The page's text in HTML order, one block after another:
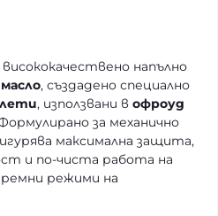
висококачествено напълно
, създадено специално
, използвани в офроуд
за механично
максимална защита,
и по-чиста работа на
режими на